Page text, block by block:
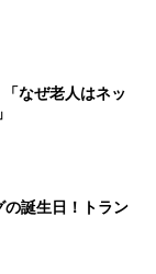
なぜ老人はネッ
誕生日！トラン